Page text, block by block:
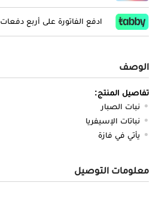
ادفع الفاتورة على أربع دفعات
الوصف
تفاصيل المنتج:
نبات الصبار
نباتات الإسيفريا
يأتي في فازة
معلومات التوصيل